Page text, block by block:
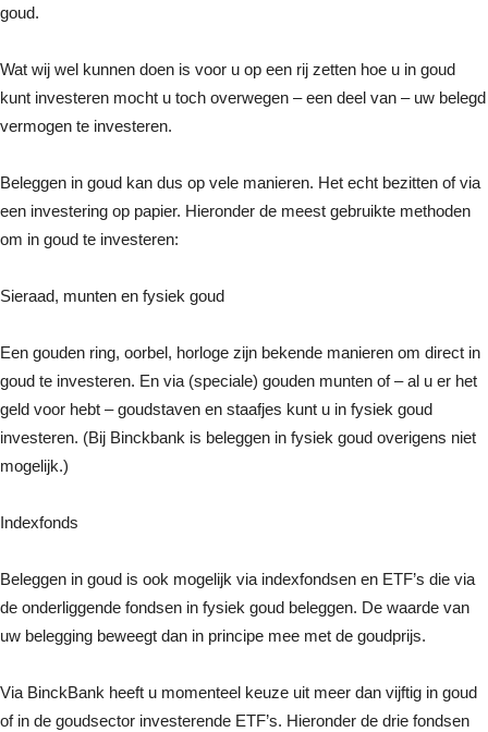
goud.
Wat wij wel kunnen doen is voor u op een rij zetten hoe u in goud
kunt investeren mocht u toch overwegen – een deel van – uw belegd
vermogen te investeren.
Beleggen in goud kan dus op vele manieren. Het echt bezitten of via
een investering op papier. Hieronder de meest gebruikte methoden
om in goud te investeren:
Sieraad, munten en fysiek goud
Een gouden ring, oorbel, horloge zijn bekende manieren om direct in
goud te investeren. En via (speciale) gouden munten of – al u er het
geld voor hebt – goudstaven en staafjes kunt u in fysiek goud
investeren. (Bij Binckbank is beleggen in fysiek goud overigens niet
mogelijk.)
Indexfonds
Beleggen in goud is ook mogelijk via indexfondsen en ETF’s die via
de onderliggende fondsen in fysiek goud beleggen. De waarde van
uw belegging beweegt dan in principe mee met de goudprijs.
Via BinckBank heeft u momenteel keuze uit meer dan vijftig in goud
of in de goudsector investerende ETF’s. Hieronder de drie fondsen